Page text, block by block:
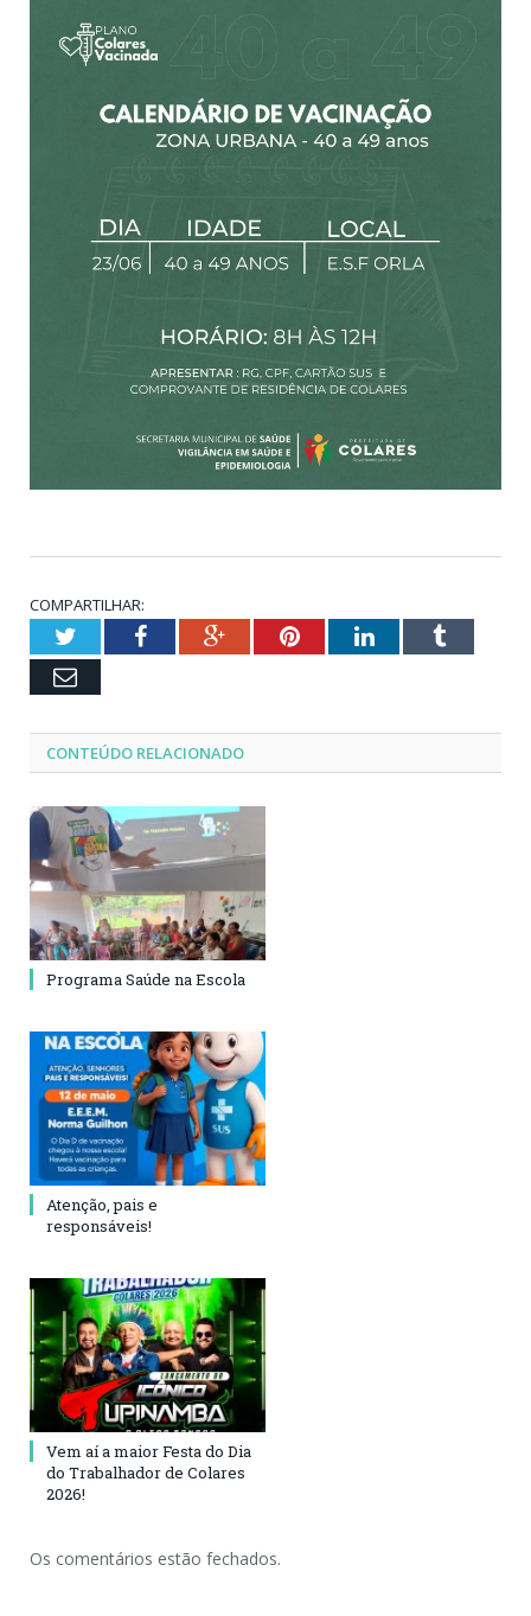
COMPARTILHAR:
TwitterFacebookGoogle+PinterestLinkedInTumblr
Email
CONTEÚDO RELACIONADO
Programa Saúde na Escola
Atenção, pais e
responsáveis!
Vem aí a maior Festa do Dia
do Trabalhador de Colares
2026!
Os comentários estão fechados.